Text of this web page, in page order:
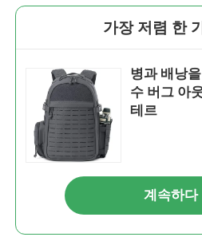
가장 저렴 한
병과 배낭
수 버그 아
테르
계속하다